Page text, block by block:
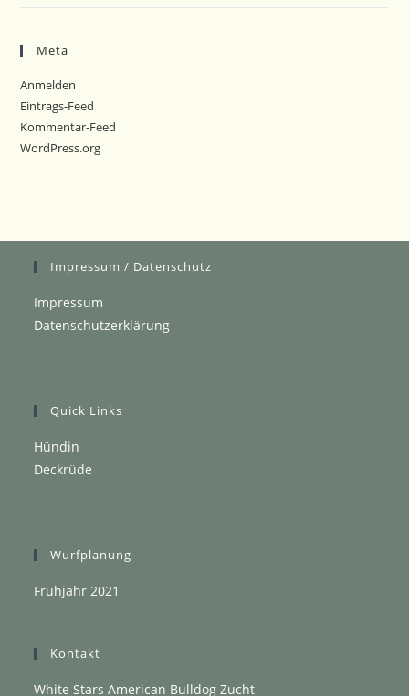
Meta
Anmelden
Eintrags-Feed
Kommentar-Feed
WordPress.org
Impressum / Datenschutz
Impressum
Datenschutzerklärung
Quick Links
Hündin
Deckrüde
Wurfplanung
Frühjahr 2021
Kontakt
White Stars American Bulldog Zucht